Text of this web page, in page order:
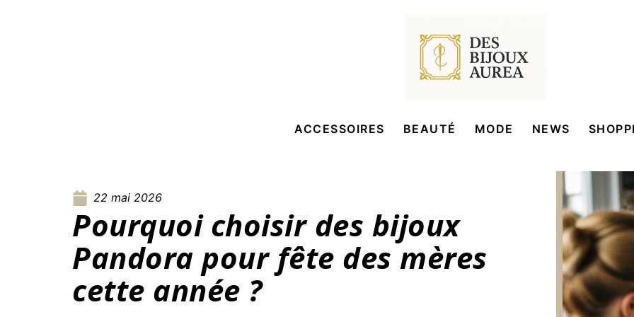
ACCESSOIRES BEAUTÉ MODE NEWS
22 mai 2026
Pourquoi choisir des bijoux
Pandora pour fête des mères
cette année ?